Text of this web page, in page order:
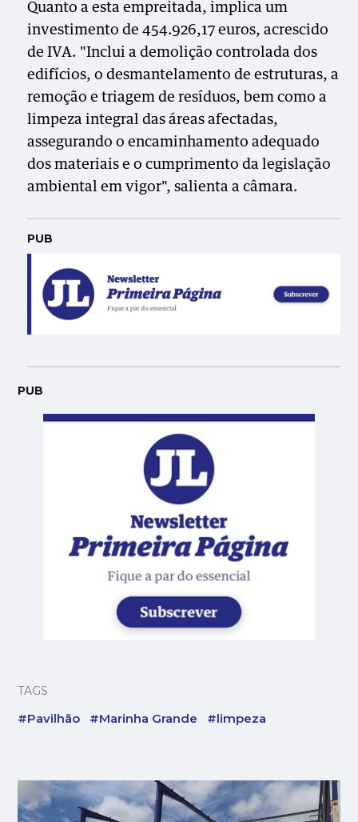
Quanto a esta empreitada, implica um
investimento de 454.926,17 euros, acrescido
de IVA. "Inclui a demolição controlada dos
edifícios, o desmantelamento de estruturas, a
remoção e triagem de resíduos, bem como a
limpeza integral das áreas afectadas,
assegurando o encaminhamento adequado
dos materiais e o cumprimento da legislação
ambiental em vigor", salienta a câmara.
PUB
PUB
TAGS
#Pavilhão #Marinha Grande #limpeza